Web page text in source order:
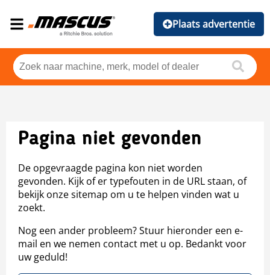
Plaats advertentie
Pagina niet gevonden
De opgevraagde pagina kon niet worden
gevonden. Kijk of er typefouten in de URL staan, of
bekijk onze sitemap om u te helpen vinden wat u
zoekt.
Nog een ander probleem? Stuur hieronder een e-
mail en we nemen contact met u op. Bedankt voor
uw geduld!